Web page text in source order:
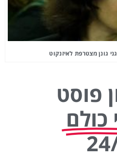
גונן מצטרפת לאיזנקוט
פוסט
כולם